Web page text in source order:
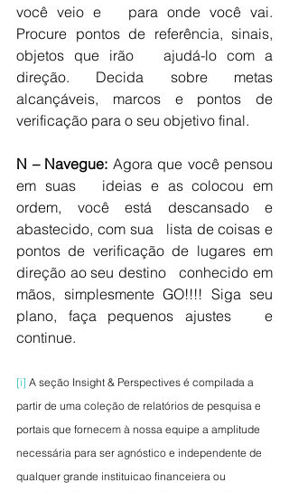
você veio e   para onde você vai.
Procure pontos de referência, sinais,
objetos que irão   ajudá-lo com a
direção. Decida sobre metas
alcançáveis, marcos e pontos de
verificação para o seu objetivo final.
N – Navegue: Agora que você pensou
em suas   ideias e as colocou em
ordem, você está descansado e
abastecido, com sua   lista de coisas e
pontos de verificação de lugares em
direção ao seu destino   conhecido em
mãos, simplesmente GO!!!! Siga seu
plano, faça pequenos ajustes   e
continue.
[i] A seção Insight & Perspectives é compilada a
partir de uma coleção de relatórios de pesquisa e
portais que fornecem à nossa equipe a amplitude
necessária para ser agnóstico e independente de
qualquer grande instituicao financeiera ou